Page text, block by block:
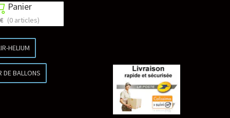
Panier
(0 articles)
HELIUM
DE BALLONS